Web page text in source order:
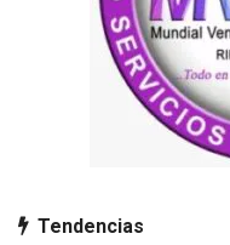
Tendencias